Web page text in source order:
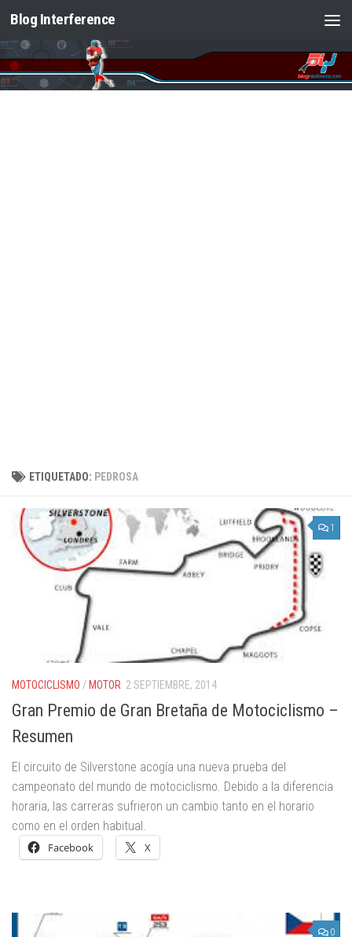
Saltar al contenido
Blog Interference
ETIQUETADO: PEDROSA
1
MOTOCICLISMO / MOTOR 2 SEPTIEMBRE, 2014
Gran Premio de Gran Bretaña de Motociclismo –
Resumen
El circuito de Silverstone acogía una nueva prueba del
campeonato del mundo de motociclismo. Debido a la diferencia
horaria, las carreras sufrieron un cambio tanto en el horario
como en el orden habitual.
Facebook X
0